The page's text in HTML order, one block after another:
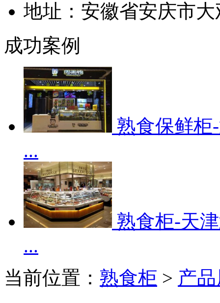
地址：安徽省安庆市
成功案例
熟食保鲜柜
...
熟食柜-天
...
当前位置： 熟食柜 > 产